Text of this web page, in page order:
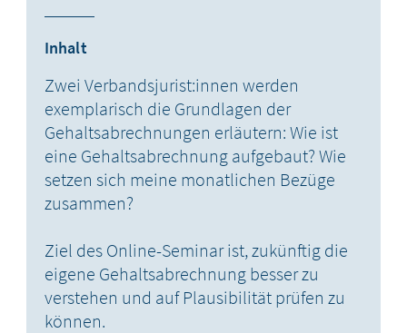
Inhalt
Zwei Verbandsjurist:innen werden
exemplarisch die Grundlagen der
Gehaltsabrechnungen erläutern: Wie ist
eine Gehaltsabrechnung aufgebaut? Wie
setzen sich meine monatlichen Bezüge
zusammen?
Ziel des Online-Seminar ist, zukünftig die
eigene Gehaltsabrechnung besser zu
verstehen und auf Plausibilität prüfen zu
können.